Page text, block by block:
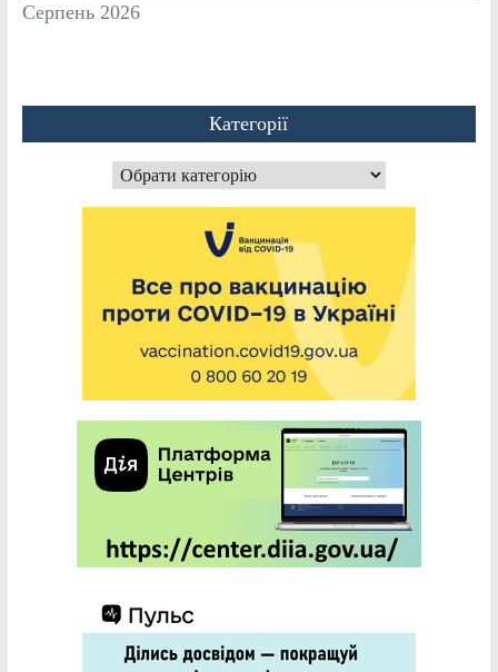
Серпень 2026
Категорії
Категорії